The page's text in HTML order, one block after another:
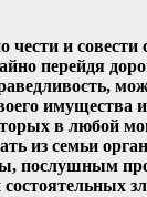
и совести
перейдя
имущества
в любой
из семьи
послушным
состоятельных